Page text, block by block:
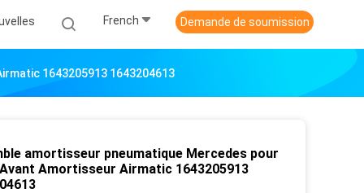
French Demande de soumission
1643205913 1643204613
amortisseur pneumatique Mercedes pour
Amortisseur Airmatic 1643205913